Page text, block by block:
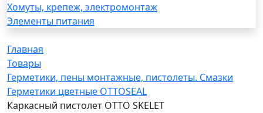
Хомуты, крепеж, электромонтаж
Элементы питания
Главная
Товары
Герметики, пены монтажные, пистолеты. Смазки
Герметики цветные OTTOSEAL
Каркасный пистолет ОТТО SKELET